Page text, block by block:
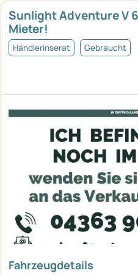
Sunlight Adventure V
Mieter!
Händlerinserat Gebraucht
Fahrzeugdetails